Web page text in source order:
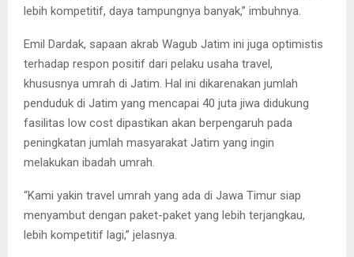
lebih kompetitif, daya tampungnya banyak,” imbuhnya.
Emil Dardak, sapaan akrab Wagub Jatim ini juga optimistis
terhadap respon positif dari pelaku usaha travel,
khususnya umrah di Jatim. Hal ini dikarenakan jumlah
penduduk di Jatim yang mencapai 40 juta jiwa didukung
fasilitas low cost dipastikan akan berpengaruh pada
peningkatan jumlah masyarakat Jatim yang ingin
melakukan ibadah umrah.
“Kami yakin travel umrah yang ada di Jawa Timur siap
menyambut dengan paket-paket yang lebih terjangkau,
lebih kompetitif lagi,” jelasnya.